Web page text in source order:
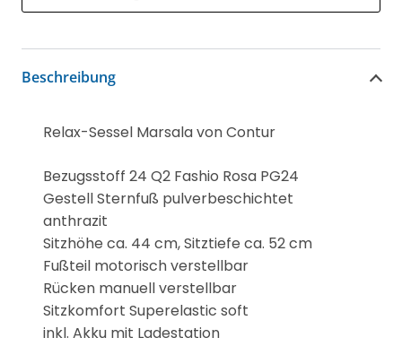
Beschreibung
Relax-Sessel Marsala von Contur
Bezugsstoff 24 Q2 Fashio Rosa PG24
Gestell Sternfuß pulverbeschichtet
anthrazit
Sitzhöhe ca. 44 cm, Sitztiefe ca. 52 cm
Fußteil motorisch verstellbar
Rücken manuell verstellbar
Sitzkomfort Superelastic soft
inkl. Akku mit Ladestation